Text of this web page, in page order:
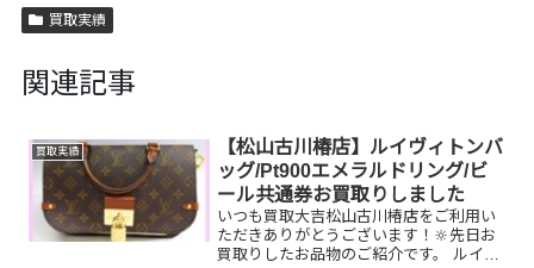
買取実績
関連記事
買取実績
【松山古川椿店】ルイヴィトンバ
ッグ/Pt900エメラルドリング/ビ
ール共通券お買取りしました
いつも買取大吉松山古川椿店をご利用い
ただきありがとうございます！🔆先日お
買取りしたお品物のご紹介です。 ルイヴ